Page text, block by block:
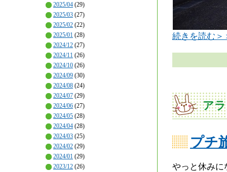
2025/04 (29)
2025/03 (27)
2025/02 (22)
2025/01 (28)
2024/12 (27)
2024/11 (26)
2024/10 (26)
2024/09 (30)
2024/08 (24)
2024/07 (29)
2024/06 (27)
2024/05 (28)
2024/04 (28)
2024/03 (25)
2024/02 (29)
2024/01 (29)
2023/12 (26)
続きを読む＞
ア
プチ
やっと休みに